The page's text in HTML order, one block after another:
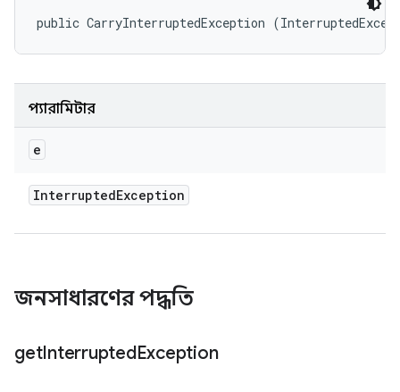
public CarryInterruptedException
প্যারামিটার
e
InterruptedException
জনসাধারণের পদ্ধতি
getInterruptedException